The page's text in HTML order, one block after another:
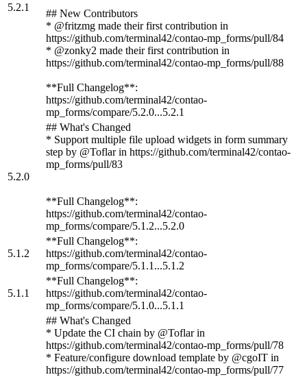
5.2.1
## New Contributors
* @fritzmg made their first contribution in
https://github.com/terminal42/contao-mp_forms/pull/84
* @zonky2 made their first contribution in
https://github.com/terminal42/contao-mp_forms/pull/88
**Full Changelog**:
https://github.com/terminal42/contao-
mp_forms/compare/5.2.0...5.2.1
5.2.0
## What's Changed
* Support multiple file upload widgets in form summary
step by @Toflar in https://github.com/terminal42/contao-
mp_forms/pull/83
**Full Changelog**:
https://github.com/terminal42/contao-
mp_forms/compare/5.1.2...5.2.0
5.1.2
**Full Changelog**:
https://github.com/terminal42/contao-
mp_forms/compare/5.1.1...5.1.2
5.1.1
**Full Changelog**:
https://github.com/terminal42/contao-
mp_forms/compare/5.1.0...5.1.1
## What's Changed
* Update the CI chain by @Toflar in
https://github.com/terminal42/contao-mp_forms/pull/78
* Feature/configure download template by @cgoIT in
https://github.com/terminal42/contao-mp_forms/pull/77